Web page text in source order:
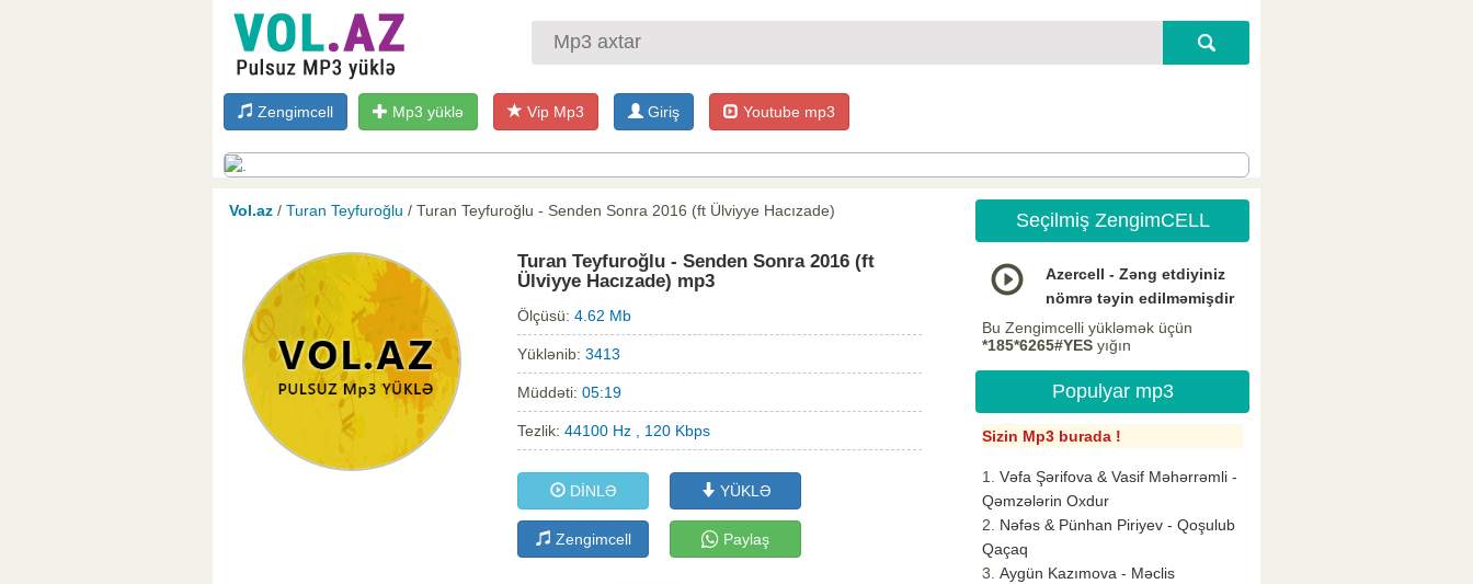
Zengimcell Mp3 yüklə Vip Mp3 Giriş Youtube mp3
Vol.az / Turan Teyfuroğlu / Turan Teyfuroğlu - Senden Sonra 2016 (ft Ülviyye Hacızade)
Turan Teyfuroğlu - Senden Sonra 2016 (ft
Ülviyye Hacızade) mp3
Ölçüsü: 4.62 Mb
Yüklənib: 3413
Müddəti: 05:19
Tezlik: 44100 Hz , 120 Kbps
DİNLƏ YÜKLƏ
Zengimcell Paylaş
Seçilmiş ZengimCELL
Azercell - Zəng etdiyiniz
nömrə təyin edilməmişdir
Bu Zengimcelli yükləmək üçün
*185*6265#YES yığın
Populyar mp3
Sizin Mp3 burada !
Vəfa Şərifova & Vasif Məhərrəmli -
Qəmzələrin Oxdur
Nəfəs & Pünhan Piriyev - Qoşulub
Qaçaq
Aygün Kazımova - Məclis